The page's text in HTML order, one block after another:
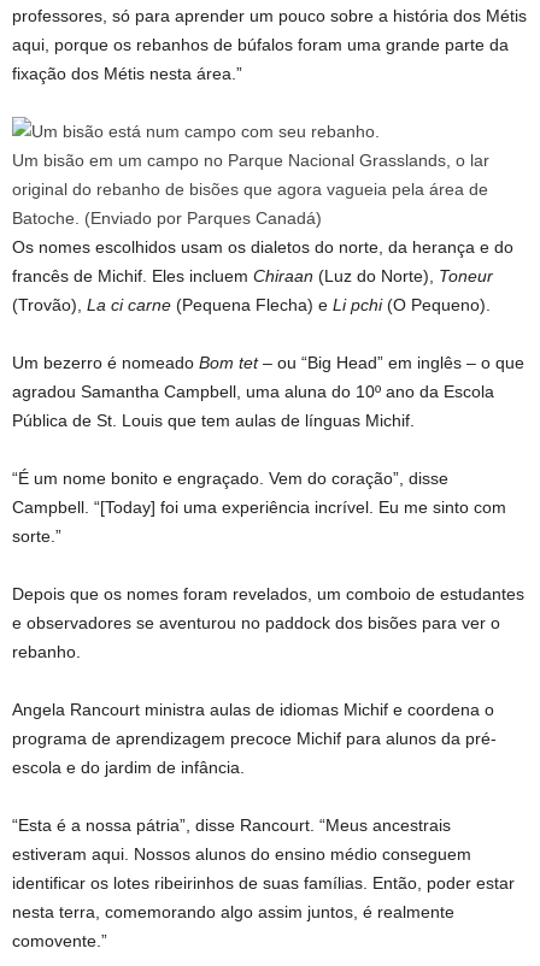
professores, só para aprender um pouco sobre a história dos Métis
aqui, porque os rebanhos de búfalos foram uma grande parte da
fixação dos Métis nesta área.”
Um bisão em um campo no Parque Nacional Grasslands, o lar
original do rebanho de bisões que agora vagueia pela área de
Batoche.
(Enviado por Parques Canadá)
Os nomes escolhidos usam os dialetos do norte, da herança e do
francês de Michif. Eles incluem Chiraan (Luz do Norte), Toneur
(Trovão), La ci carne (Pequena Flecha) e Li pchi(O Pequeno).
Um bezerro é nomeado Bom tet– ou “Big Head” em inglês – o que
agradou Samantha Campbell, uma aluna do 10º ano da Escola
Pública de St. Louis que tem aulas de línguas Michif.
“É um nome bonito e engraçado. Vem do coração”, disse
Campbell. “[Today] foi uma experiência incrível. Eu me sinto com
sorte.”
Depois que os nomes foram revelados, um comboio de estudantes
e observadores se aventurou no paddock dos bisões para ver o
rebanho.
Angela Rancourt ministra aulas de idiomas Michif e coordena o
programa de aprendizagem precoce Michif para alunos da pré-
escola e do jardim de infância.
“Esta é a nossa pátria”, disse Rancourt. “Meus ancestrais
estiveram aqui. Nossos alunos do ensino médio conseguem
identificar os lotes ribeirinhos de suas famílias. Então, poder estar
nesta terra, comemorando algo assim juntos, é realmente
comovente.”